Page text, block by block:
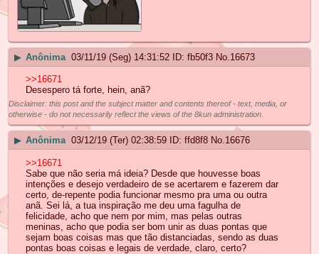
▶ Anônima 03/11/19 (Seg) 14:31:52 fb50f3 No. 16673
>>16671
Desespero tá forte, hein, anã?
Disclaimer: this post and the subject matter and contents thereof - text, media, or
otherwise - do not necessarily reflect the views of the 8kun administration.
▶ Anônima 03/12/19 (Ter) 02:38:59 ffd8f8 No.16676
>>16671
Sabe que não seria má ideia? Desde que houvesse boas
intenções e desejo verdadeiro de se acertarem e fazerem dar
certo, de-repente podia funcionar mesmo pra uma ou outra
anã. Sei lá, a tua inspiração me deu uma fagulha de
felicidade, acho que nem por mim, mas pelas outras
meninas, acho que podia ser bom unir as duas pontas que
sejam boas coisas mas que tão distanciadas, sendo as duas
pontas boas coisas e legais de verdade, claro, certo?